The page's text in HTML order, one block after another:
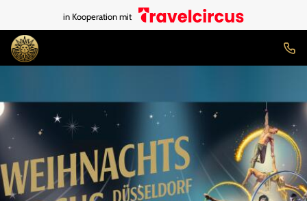
in Kooperation mit